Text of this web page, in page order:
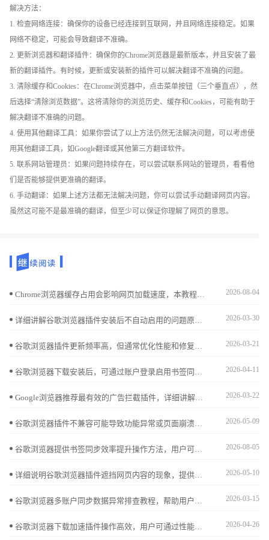
解决方法：
1. 检查网络连接：确保你的设备已经连接到互联网，并且网络连接稳定。如果
网络不稳定，可能会导致翻译不准确。
2. 更新浏览器和翻译插件：确保你的Chrome浏览器是最新版本，并且安装了最
新的翻译插件。有时候，更新或安装新的插件可以解决翻译不准确的问题。
3. 清除缓存和Cookies：在Chrome浏览器中，点击菜单按钮（三个垂直点），然
后选择“清除浏览数据”。这将清除你的浏览历史、缓存和Cookies，可能有助于
解决翻译不准确的问题。
4. 使用其他翻译工具：如果你尝试了以上方法仍然无法解决问题，可以考虑使
用其他翻译工具，如Google翻译或其他第三方翻译软件。
5. 联系网站管理员：如果问题持续存在，可以尝试联系网站的管理员，看看他
们是否能够提供更准确的翻译。
6. 手动翻译：如果上述方法都无法解决问题，你可以尝试手动翻译网页内容。
虽然这可能不是最准确的翻译，但至少可以保证你理解了网页的意思。
Chrome浏览器缓存占用会影响网页加载速度，本教程提供清理技巧和操作方法，包括插件辅助和设置优化，帮助用户显著提升浏览效率。 2026-08-04
详细讲解谷歌浏览器插件安装后不自动启用的问题原因及解决方法，帮助用户确保插件正确启动，保障正常使用。 2026-03-30
谷歌浏览器插件更新频率高，但通常优化性能和修复问题，对使用体验影响较小，保持功能稳定。 2026-03-21
谷歌浏览器下载安装后，可通过账户登录启用书签同步，实现跨设备访问书签和收藏夹，保证数据一致性和便捷操作。 2026-04-11
Google浏览器推荐最有效的广告拦截插件，详细讲解安装及使用方法，帮助用户屏蔽烦扰广告，提升浏览体验。 2026-03-22
谷歌浏览器插件不兼容可能导致功能异常或页面崩溃，可通过更新插件版本、调整权限设置、禁用冲突插件等方法进行优化，确保扩展功能稳定运行。 2026-05-09
谷歌浏览器提供书签同步效率提升操作方法，用户可以快速同步收藏内容，实现多设备高效管理，提高收藏查找速度和使用便利性。 2026-08-05
详细说明谷歌浏览器插件遮挡网页内容的现象，提供调整插件浮层位置的有效技巧，改善浏览体验。 2026-05-10
谷歌浏览器多账户同步数据异常排查教程，帮助用户识别同步问题并提供优化解决方案，确保跨设备数据完整与高效同步。 2026-03-15
谷歌浏览器下载加速插件操作高效，用户可通过性能实测掌握最佳配置，实现文件快速下载和任务管理。 2026-04-26